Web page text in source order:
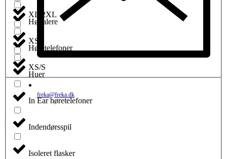
Højtalere
Høretelefoner
Huer
In Ear høretelefoner
Indendørsspil
Isoleret flasker
XL/2XL
XS
XS/S
freka@freka.dk